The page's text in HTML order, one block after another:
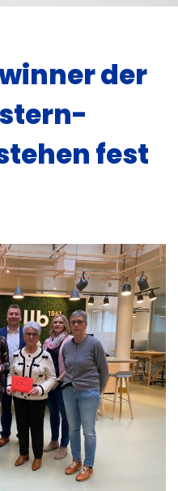
der
fest